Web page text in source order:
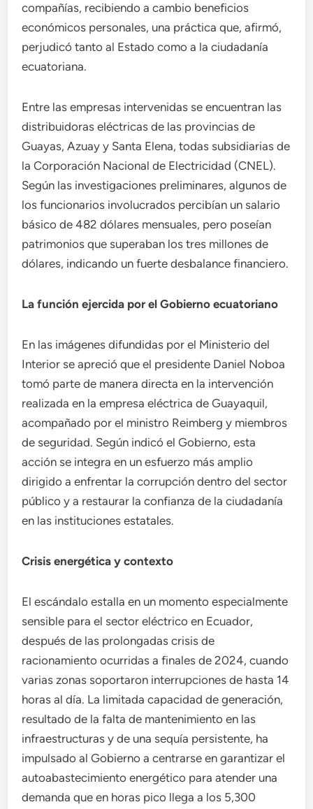
compañías, recibiendo a cambio beneficios
económicos personales, una práctica que, afirmó,
perjudicó tanto al Estado como a la ciudadanía
ecuatoriana.
Entre las empresas intervenidas se encuentran las
distribuidoras eléctricas de las provincias de
Guayas, Azuay y Santa Elena, todas subsidiarias de
la Corporación Nacional de Electricidad (CNEL).
Según las investigaciones preliminares, algunos de
los funcionarios involucrados percibían un salario
básico de 482 dólares mensuales, pero poseían
patrimonios que superaban los tres millones de
dólares, indicando un fuerte desbalance financiero.
La función ejercida por el Gobierno ecuatoriano
En las imágenes difundidas por el Ministerio del
Interior se apreció que el presidente Daniel Noboa
tomó parte de manera directa en la intervención
realizada en la empresa eléctrica de Guayaquil,
acompañado por el ministro Reimberg y miembros
de seguridad. Según indicó el Gobierno, esta
acción se integra en un esfuerzo más amplio
dirigido a enfrentar la corrupción dentro del sector
público y a restaurar la confianza de la ciudadanía
en las instituciones estatales.
Crisis energética y contexto
El escándalo estalla en un momento especialmente
sensible para el sector eléctrico en Ecuador,
después de las prolongadas crisis de
racionamiento ocurridas a finales de 2024, cuando
varias zonas soportaron interrupciones de hasta 14
horas al día. La limitada capacidad de generación,
resultado de la falta de mantenimiento en las
infraestructuras y de una sequía persistente, ha
impulsado al Gobierno a centrarse en garantizar el
autoabastecimiento energético para atender una
demanda que en horas pico llega a los 5,300